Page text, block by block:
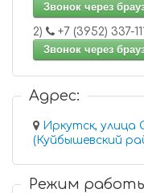
Звонок через
2)
+7 (3952) 337-111
Звонок через
Адрес:
Иркутск, улица
(Куйбышевский
Режим